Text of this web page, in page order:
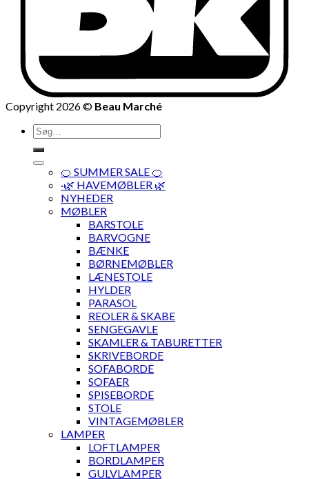
Copyright 2026 © Beau Marché
Søg
efter:
🍊 SUMMER SALE 🍊
·🌿 HAVEMØBLER 🌿
NYHEDER
MØBLER
BARSTOLE
BARVOGNE
BÆNKE
BØRNEMØBLER
LÆNESTOLE
HYLDER
PARASOL
REOLER & SKABE
SENGEGAVLE
SKAMLER & TABURETTER
SKRIVEBORDE
SOFABORDE
SOFAER
SPISEBORDE
STOLE
VINTAGEMØBLER
LAMPER
LOFTLAMPER
BORDLAMPER
GULVLAMPER